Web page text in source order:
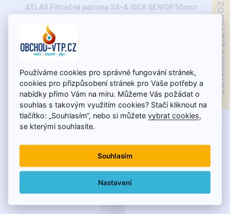
ZOBRAZIŤ RECENZIE
ATLAS Filtračná patróna SA-A 10CX SENIOR 50mcr
Filtračná vložka Atlas Filtri SA-A 10 CX SENIOR (50 mcr) –
nerezová oceľ, umývateľnáHľadáte maximáln..
138,84€
Používáme cookies pro správné fungování stránek,
cookies pro přizpůsobení stránek pro Vaše potřeby a
nabídky přímo Vám na míru. Můžeme Vás požádat o
souhlas s takovým využitím cookies? Stačí kliknout na
tlačítko: „Souhlasím“, nebo si můžetevybrat cookies
se kterými souhlasíte.
Souhlasím
Nastavení